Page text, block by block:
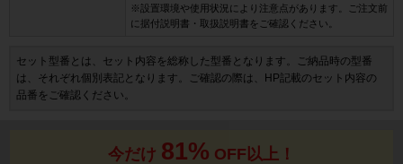
※設置環境や使用状況により注意点があります。ご注文前
に据付説明書・取扱説明書をご確認ください。
セット型番とは、セット内容を総称した型番となります。ご納品時の型番
は、それぞれ個別表記となります。ご確認の際は、HP記載のセット内容の
品番をご確認ください。
今だけ 81% OFF以上！